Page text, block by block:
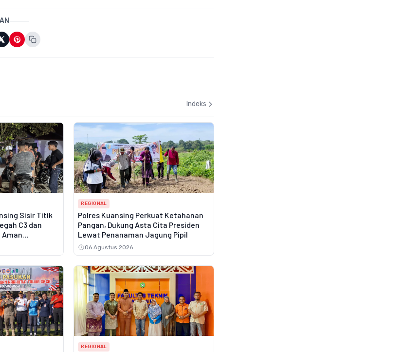
Indeks
Sisir Titik
C3 dan
Aman
REGIONAL
Polres Kuansing Perkuat Ketahanan
Pangan, Dukung Asta Cita Presiden
Lewat Penanaman Jagung Pipil
06 Agustus 2026
REGIONAL